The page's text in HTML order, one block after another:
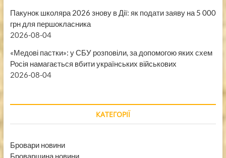
Пакунок школяра 2026 знову в Дії: як подати заяву на 5 000
грн для першокласника
2026-08-04
«Медові пастки»: у СБУ розповіли, за допомогою яких схем
Росія намагається вбити українських військових
2026-08-04
КАТЕГОРІЇ
Бровари новини
Броварщина новини